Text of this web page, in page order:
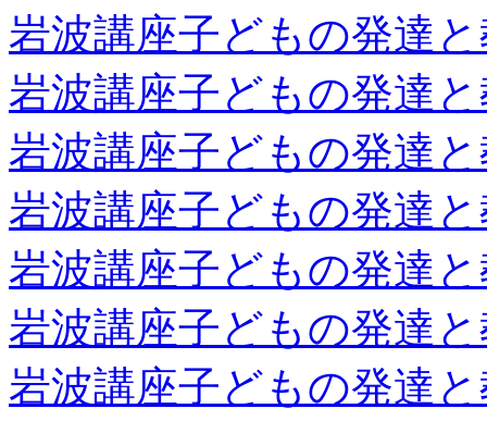
岩波講座子どもの発達
岩波講座子どもの発達
岩波講座子どもの発達
岩波講座子どもの発達
岩波講座子どもの発達
岩波講座子どもの発達
岩波講座子どもの発達